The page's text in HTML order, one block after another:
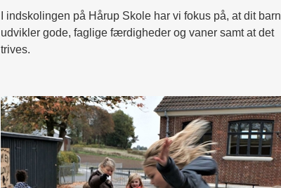
I indskolingen på Hårup Skole har vi fokus på, at dit barn
udvikler gode, faglige færdigheder og vaner samt at det
trives.